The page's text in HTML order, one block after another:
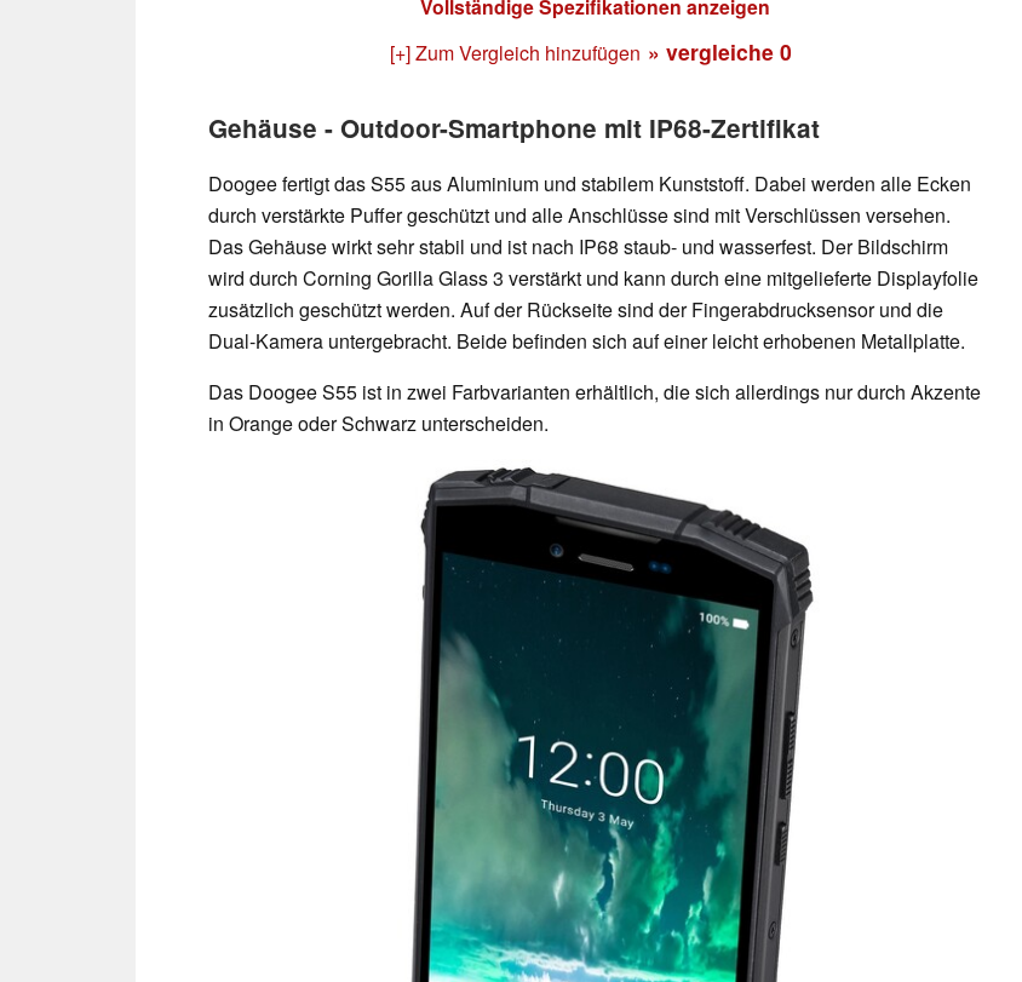
Vollständige Spezifikationen anzeigen
[+] Zum Vergleich hinzufügen » vergleiche 0
Gehäuse - Outdoor-Smartphone mit IP68-Zertifikat
Doogee fertigt das S55 aus Aluminium und stabilem Kunststoff. Dabei werden alle Ecken
durch verstärkte Puffer geschützt und alle Anschlüsse sind mit Verschlüssen versehen.
Das Gehäuse wirkt sehr stabil und ist nach IP68 staub- und wasserfest. Der Bildschirm
wird durch Corning Gorilla Glass 3 verstärkt und kann durch eine mitgelieferte Displayfolie
zusätzlich geschützt werden. Auf der Rückseite sind der Fingerabdrucksensor und die
Dual-Kamera untergebracht. Beide befinden sich auf einer leicht erhobenen Metallplatte.
Das Doogee S55 ist in zwei Farbvarianten erhältlich, die sich allerdings nur durch Akzente
in Orange oder Schwarz unterscheiden.